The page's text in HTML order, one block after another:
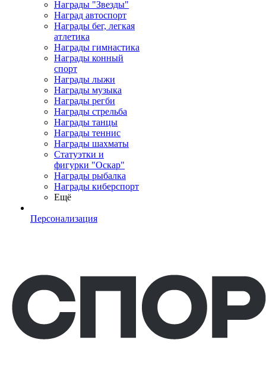
Награды "Звезды"
Наград автоспорт
Награды бег, легкая
атлетика
Награды гимнастика
Награды конный
спорт
Награды лыжи
Награды музыка
Награды регби
Награды стрельба
Награды танцы
Награды теннис
Награды шахматы
Статуэтки и
фигурки "Оскар"
Награды рыбалка
Награды киберспорт
Ещё
Персонализация